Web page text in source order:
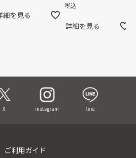
細を見る
税込
詳細を見る
X instagram line
ご利用ガイド